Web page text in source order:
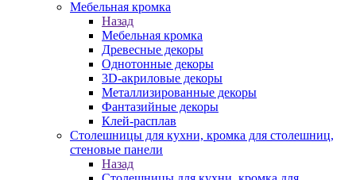
Мебельная кромка
Назад
Мебельная кромка
Древесные декоры
Однотонные декоры
3D-акриловые декоры
Металлизированные декоры
Фантазийные декоры
Клей-расплав
Столешницы для кухни, кромка для столешниц,
стеновые панели
Назад